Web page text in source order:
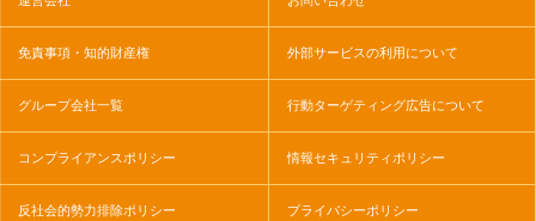
免責事項・知的財産権 外部サービスの利用について
グループ会社一覧 行動ターゲティング広告について
コンプライアンスポリシー 情報セキュリティポリシー
反社会的勢力排除ポリシー プライバシーポリシー